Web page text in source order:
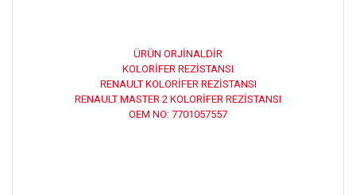
ÜRÜN ORJİNALDİR
KOLORİFER REZİSTANSI
RENAULT KOLORİFER REZİSTANSI
RENAULT MASTER 2 KOLORİFER REZİSTANSI
OEM NO: 7701057557